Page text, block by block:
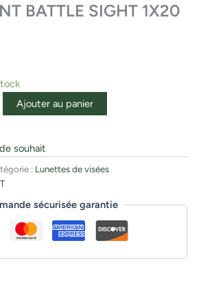
BATTLE SIGHT 1X20
Ajouter au panier
souhait
: Lunettes de visées
sécurisée garantie